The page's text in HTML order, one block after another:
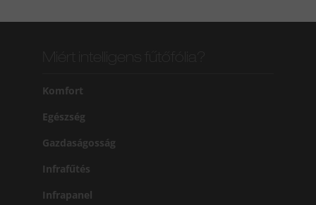
Komfort
Egészség
Gazdaságosság
Infrafűtés
Infrapanel